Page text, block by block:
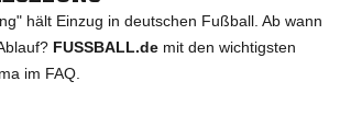
hält Einzug in deutschen Fußball. Ab wann
FUSSBALL.de mit den wichtigsten
im FAQ.